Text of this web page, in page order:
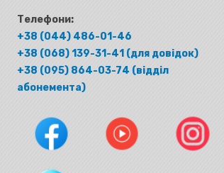
Телефони:
+38 (044) 486-01-46
+38 (068) 139-31-41 (для довідок)
+38 (095) 864-03-74 (відділ
абонемента)